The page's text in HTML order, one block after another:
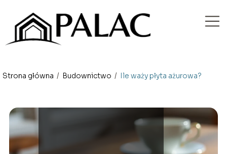
Strona główna / Budownictwo / Ile waży płyta ażurowa?